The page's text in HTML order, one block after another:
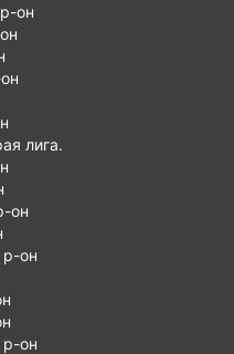
он
лига.
он
р-он
р-он